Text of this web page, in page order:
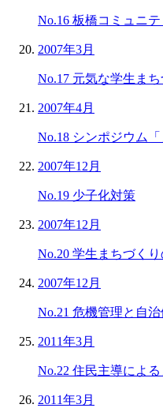
No.16 板橋コミュニ
2007年3月
No.17 元気な学生まち
2007年4月
No.18 シンポジウム
2007年12月
No.19 少子化対策
2007年12月
No.20 学生まちづく
2007年12月
No.21 危機管理と自
2011年3月
No.22 住民主導によ
2011年3月